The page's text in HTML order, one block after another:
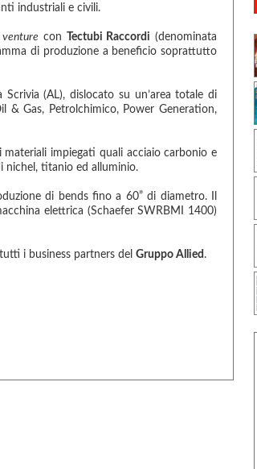
industriali e civili.
con Tectubi Raccordi (denominata
di produzione a beneficio soprattutto
(AL), dislocato su un’area totale di
Gas, Petrolchimico, Power Generation,
impiegati quali acciaio carbonio e
nichel, titanio ed alluminio.
di bends fino a 60” di diametro. Il
elettrica (Schaefer SWRBMI 1400)
i business partners del Gruppo Allied .